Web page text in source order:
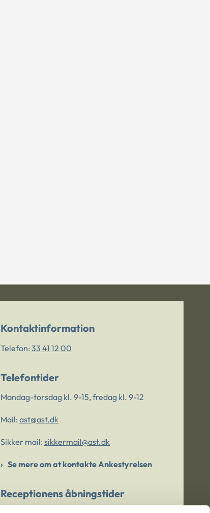
Kontaktinformation
Telefon: 33 41 12 00
Telefontider
Mandag-torsdag kl. 9-15, fredag kl. 9-12
Mail: ast@ast.dk
Sikker mail: sikkermail@ast.dk
Se mere om at kontakte Ankestyrelsen
Receptionens åbningstider